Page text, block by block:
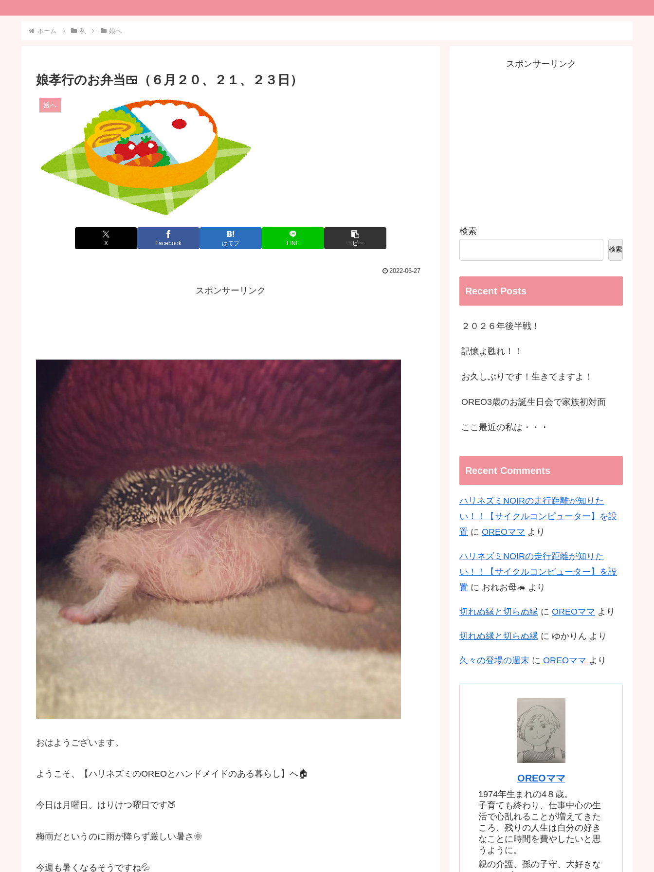
ホーム 私 娘へ
娘孝行のお弁当🍱（６月２０、２１、２３日）
娘へ
X Facebook はてブ LINE コピー
2022-06-27
スポンサーリンク
おはようございます。
ようこそ、【ハリネズミのOREOとハンドメイドのある暮らし】へ🏠
今日は月曜日。はりけつ曜日です🍑
梅雨だというのに雨が降らず厳しい暑さ🌞
今週も暑くなるそうですね💦
スポンサーリンク
検索
検索
Recent Posts
２０２６年後半戦！
記憶よ甦れ！！
お久しぶりです！生きてますよ！
OREO3歳のお誕生日会で家族初対面
ここ最近の私は・・・
Recent Comments
ハリネズミNOIRの走行距離が知りた
い！！【サイクルコンピューター】を設
置 に OREOママ より
ハリネズミNOIRの走行距離が知りた
い！！【サイクルコンピューター】を設
置 に おれお母🦔 より
切れぬ縁と切らぬ縁 に OREOママ より
切れぬ縁と切らぬ縁 に ゆかりん より
久々の登場の週末 に OREOママ より
OREOママ
1974年生まれの4８歳。
子育ても終わり、仕事中心の生
活で心乱れることが増えてきた
ころ、残りの人生は自分の好き
なことに時間を費やしたいと思
うように。
親の介護、孫の子守、大好きな